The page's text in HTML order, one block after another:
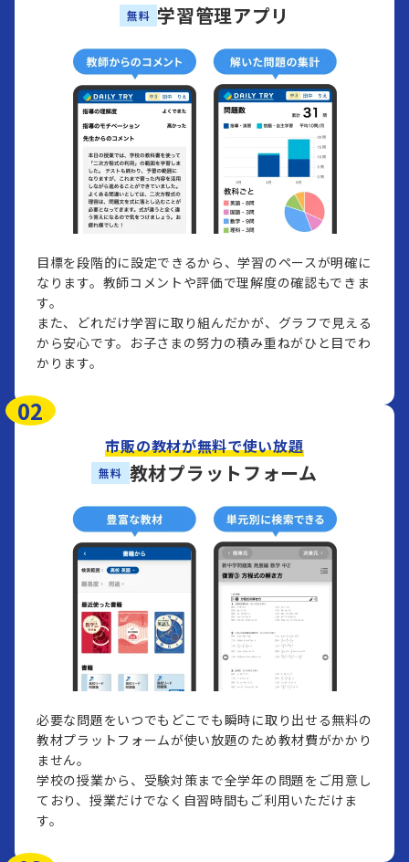
無料 学習管理アプリ
目標を段階的に設定できるから、学習のペースが明確に
なります。教師コメントや評価で理解度の確認もできま
す。​
また、どれだけ学習に取り組んだかが、グラフで見える
から安心です。お子さまの努力の積み重ねがひと目でわ
かります。
02
市販の教材が無料で使い放題
無料 教材プラットフォーム
必要な問題をいつでもどこでも瞬時に取り出せる無料の
教材プラットフォームが使い放題のため教材費がかかり
ません。
学校の授業から、受験対策まで全学年の問題をご用意し
ており、授業だけでなく自習時間もご利用いただけま
す。